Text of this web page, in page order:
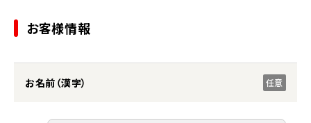
お客様情報
お名前（漢字） 任意